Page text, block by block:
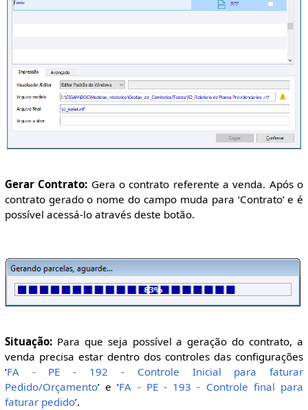
Gerar Contrato: Gera o contrato referente a venda. Após o
contrato gerado o nome do campo muda para ‘Contrato’ e é
possível acessá-lo através deste botão.
Situação:Para que seja possível a geração do contrato, a
venda precisa estar dentro dos controles das configurações
‘FA - PE - 192 - Controle Inicial para faturar
Pedido/Orçamento’ e ‘FA - PE - 193 - Controle final para
faturar pedido’.